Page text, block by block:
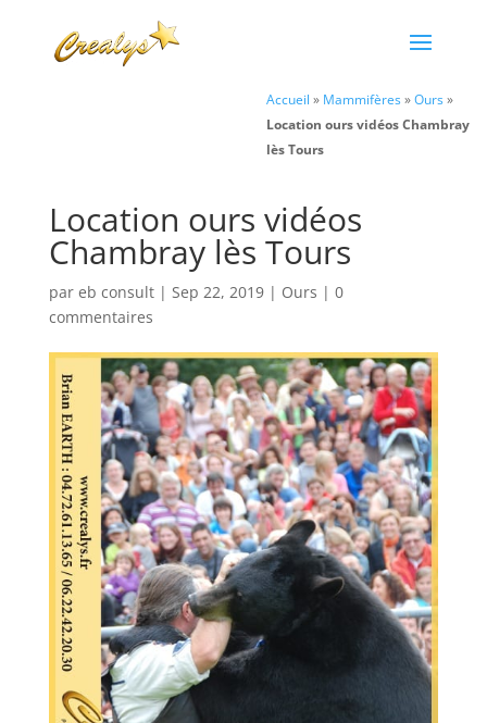
Accueil » Mammifères»Ours»
Location ours vidéos Chambray
lès Tours
Location ours vidéos
Chambray lès Tours
par eb consult| Sep 22, 2019| Ours | 0
commentaires